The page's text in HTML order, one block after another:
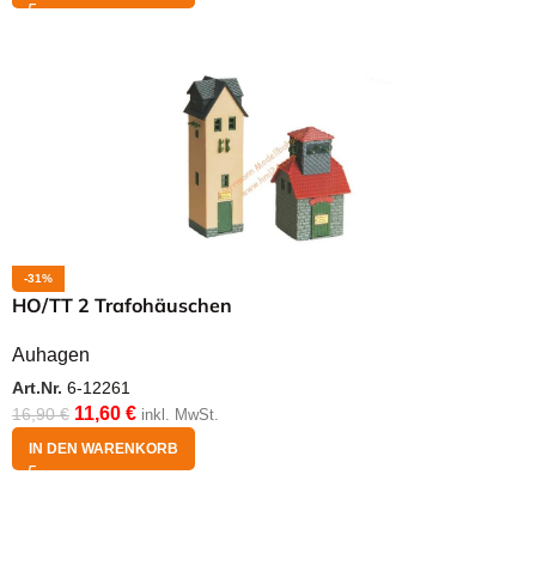
-31%
HO/TT 2 Trafohäuschen
Auhagen
Art.Nr. 6-12261
16,90€ 11,60 € inkl. MwSt.
IN DEN WARENKORB